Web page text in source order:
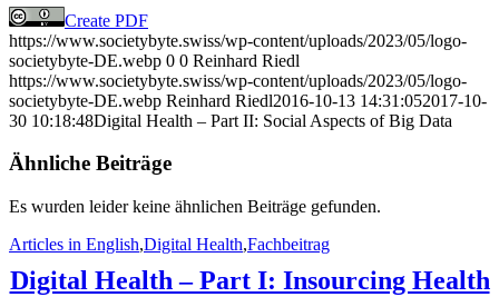
Create PDF
https://www.societybyte.swiss/wp-content/uploads/2023/05/logo-
societybyte-DE.webp 0 0 Reinhard Riedl
https://www.societybyte.swiss/wp-content/uploads/2023/05/logo-
societybyte-DE.webp Reinhard Riedl2016-10-13 14:31:052017-10-
30 10:18:48Digital Health – Part II: Social Aspects of Big Data
Ähnliche Beiträge
Es wurden leider keine ähnlichen Beiträge gefunden.
Articles in English,Digital Health,Fachbeitrag
Digital Health – Part I: Insourcing Health